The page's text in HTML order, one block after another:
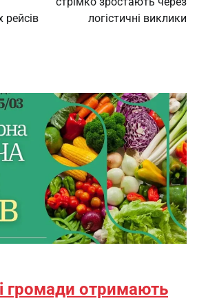
рейсів
логістичні виклики
громади отримають